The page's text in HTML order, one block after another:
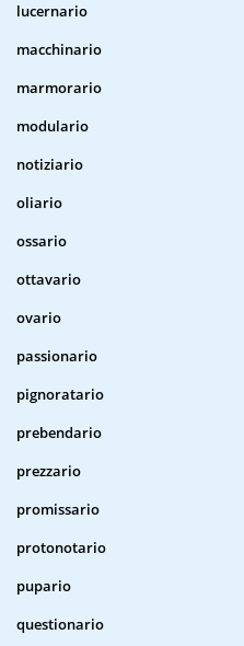
lucernario
macchinario
marmorario
modulario
notiziario
oliario
ossario
ottavario
ovario
passionario
pignoratario
prebendario
prezzario
promissario
protonotario
pupario
questionario